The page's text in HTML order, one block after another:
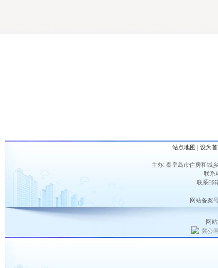
站点地图 设为
主办: 秦皇岛市住房和城
联系
联系邮
网站备案
网
冀公